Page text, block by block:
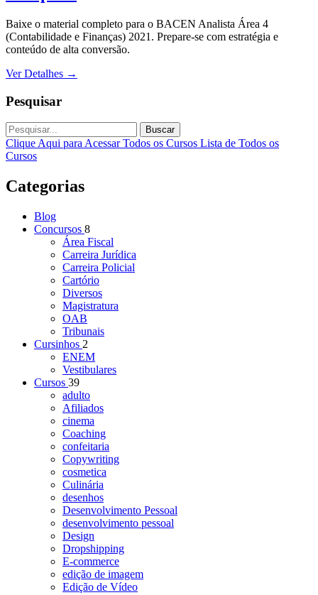
Baixe o material completo para o BACEN Analista Área 4
(Contabilidade e Finanças) 2021. Prepare-se com estratégia e
conteúdo de alta conversão.
Ver Detalhes →
Pesquisar
Buscar
Clique Aqui para Acessar Todos os Cursos Lista de Todos os
Cursos
Categorias
Blog
Concursos 8
Área Fiscal
Carreira Jurídica
Carreira Policial
Cartório
Diversos
Magistratura
OAB
Tribunais
Cursinhos 2
ENEM
Vestibulares
Cursos 39
adulto
Afiliados
cinema
Coaching
confeitaria
Copywriting
cosmetica
Culinária
desenhos
Desenvolvimento Pessoal
desenvolvimento pessoal
Design
Dropshipping
E-commerce
edição de imagem
Edição de Vídeo